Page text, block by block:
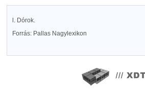
l. Dórok.
Forrás: Pallas Nagylexikon